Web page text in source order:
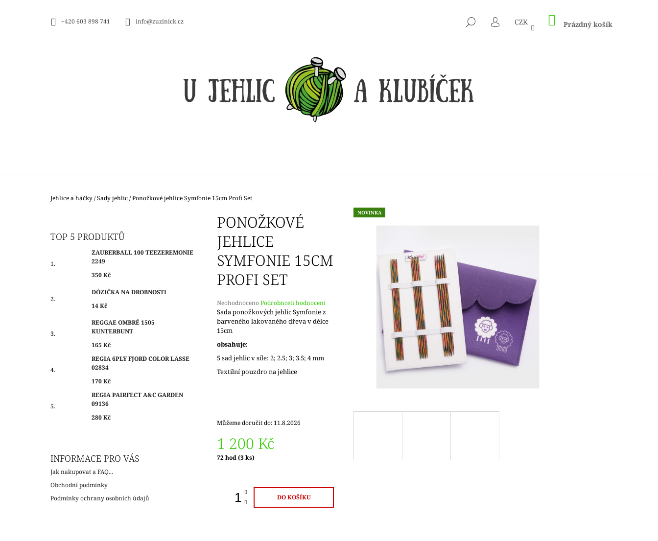
+420 603 898 741 info@zuzinick.cz HLEDAT
PŘIHLÁŠENÍ
CZK NÁKUPNÍ
KOŠÍK
Prázdný košík
Domů
Jehlice a háčky/Sady jehlic/Ponožkové jehlice Symfonie 15cm Profi Set
TOP 5 PRODUKTŮ
ZAUBERBALL 100 TEEZEREMONIE
2249
350 Kč
DÓZIČKA NA DROBNOSTI
14 Kč
REGGAE OMBRÉ 1505
KUNTERBUNT
165 Kč
REGIA 6PLY FJORD COLOR LASSE
02834
170 Kč
REGIA PAIRFECT A&C GARDEN
09136
280 Kč
INFORMACE PRO VÁS
Jak nakupovat a FAQ...
Obchodní podmínky
Podmínky ochrany osobních údajů
PONOŽKOVÉ
JEHLICE
SYMFONIE 15CM
PROFI SET
Průměrné
hodnocení
produktu
je
z
5
hvězdiček.
NeohodnocenoPodrobnosti hodnocení
NOVINKA
Sada ponožkových jehlic Symfonie z
barveného lakovaného dřeva v délce
15cm
obsahuje:
5 sad jehlic v síle: 2; 2.5; 3; 3.5; 4 mm
Textilní pouzdro na jehlice
Můžeme doručit do: 11.8.2026
1 200 Kč
Měrná
72 hod(3 ks)
DO KOŠÍKU
CO POTŘEBUJETE NAJÍT?
HLEDAT
ZAUBERBALL 100 TEEZEREMONIE
DÓZIČKA NA DROBNOSTI
14 Kč
165 Kč